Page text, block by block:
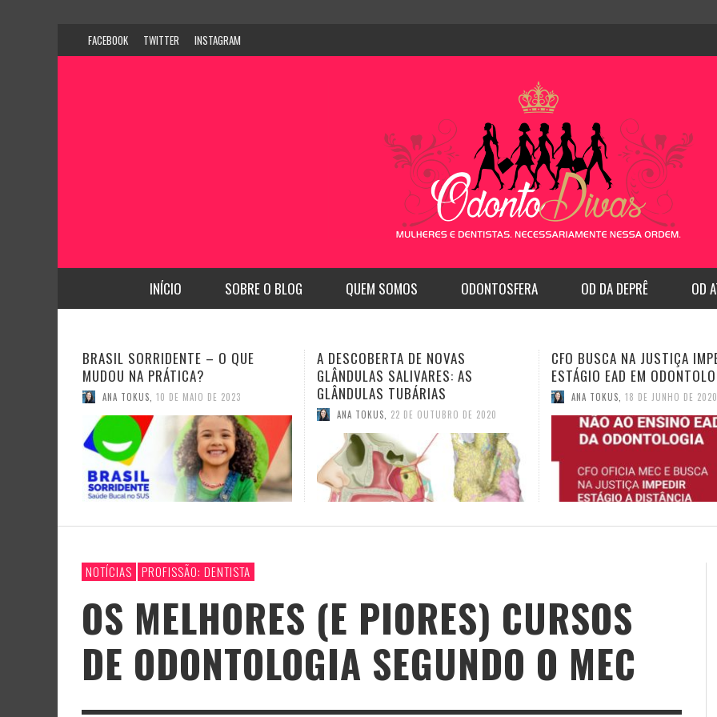
FACEBOOK TWITTER INSTAGRAM
INÍCIO SOBRE O BLOG QUEM SOMOS ODONTOSFERA OD DA DEPRÊ OD
A DESCOBERTA DE NOVAS
GLÂNDULAS SALIVARES: AS
GLÂNDULAS TUBÁRIAS
ANA TOKUS, 22 DE OUTUBRO DE 2020
CFO BUSCA NA JUSTIÇA IMPEDIR
ESTÁGIO EAD EM ODONTOLOGIA
ANA TOKUS 18 DE JUNHO DE 2020
CFO REGULAMENTA A
TELEODONTOLOGIA
ANA TOKUS 4 DE JUNHO DE 2020
NOTÍCIAS PROFISSÃO: DENTISTA
OS MELHORES (E PIORES) CURSOS
DE ODONTOLOGIA SEGUNDO O MEC